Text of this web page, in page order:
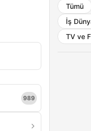
989
Tümü
İş
TV ve